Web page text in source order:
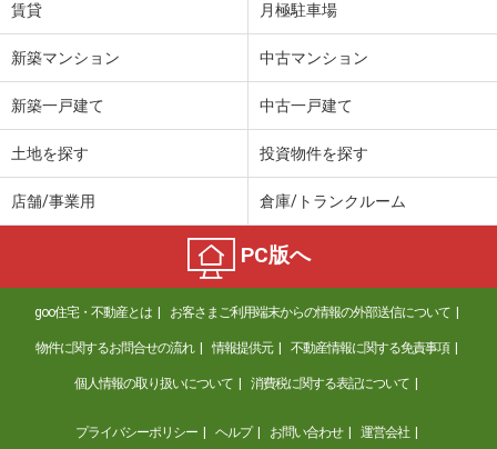
賃貸 月極駐車場
新築マンション 中古マンション
新築一戸建て 中古一戸建て
土地を探す 投資物件を探す
店舗/事業用 倉庫/トランクルーム
PC版へ
goo住宅・不動産とは お客さまご利用端末からの情報の外部送信について
物件に関するお問合せの流れ 情報提供元 不動産情報に関する免責事項
個人情報の取り扱いについて 消費税に関する表記について
プライバシーポリシー ヘルプ お問い合わせ 運営会社